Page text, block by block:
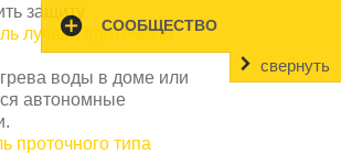
СООБЩЕСТВО
свернуть
защиту
лучше: проточный
воды в доме или
автономные
проточного типа